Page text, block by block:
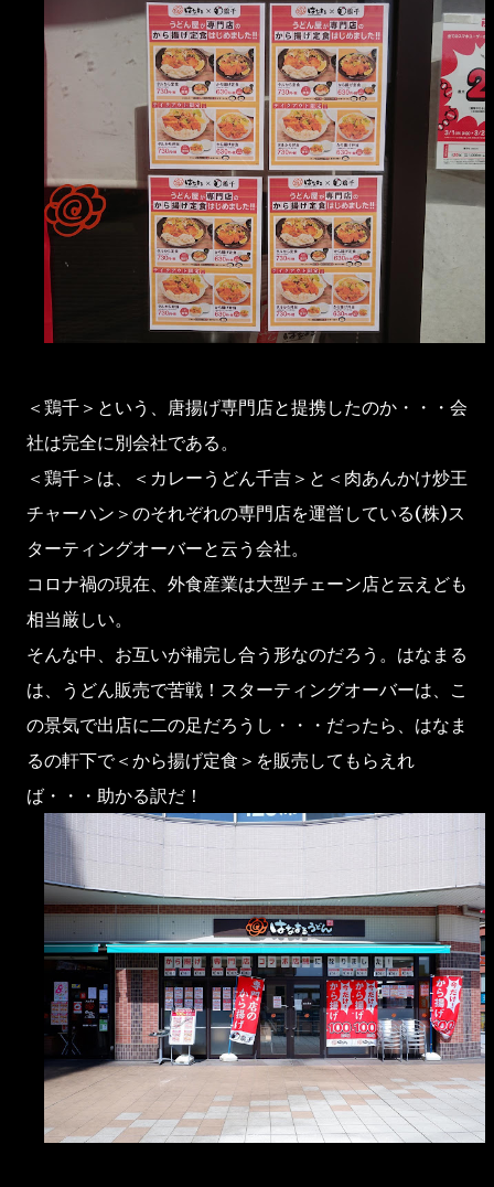
＜鶏千＞という、唐揚げ専門店と提携したのか・・・会
社は完全に別会社である。
＜鶏千＞は、＜カレーうどん千吉＞と＜肉あんかけ炒王
チャーハン＞のそれぞれの専門店を運営している(株)ス
ターティングオーバーと云う会社。
コロナ禍の現在、外食産業は大型チェーン店と云えども
相当厳しい。
そんな中、お互いが補完し合う形なのだろう。はなまる
は、うどん販売で苦戦！スターティングオーバーは、こ
の景気で出店に二の足だろうし・・・だったら、はなま
るの軒下で＜から揚げ定食＞を販売してもらえれ
ば・・・助かる訳だ！